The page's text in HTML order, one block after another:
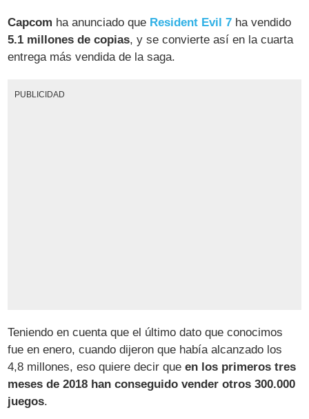
Capcom ha anunciado que Resident Evil 7 ha vendido
5.1 millones de copias, y se convierte así en la cuarta
entrega más vendida de la saga.
PUBLICIDAD
Teniendo en cuenta que el último dato que conocimos
fue en enero, cuando dijeron que había alcanzado los
4,8 millones, eso quiere decir queen los primeros tres
meses de 2018 han conseguido vender otros 300.000
juegos.